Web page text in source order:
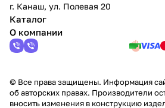
г. Канаш, ул. Полевая 20
Каталог
О компании
© Все права защищены. Информация
об авторских правах. Производители
вносить изменения в конструкцию